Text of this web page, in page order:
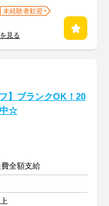
未経験者歓迎
見る
】ブランクOK！20
中☆
全額支給